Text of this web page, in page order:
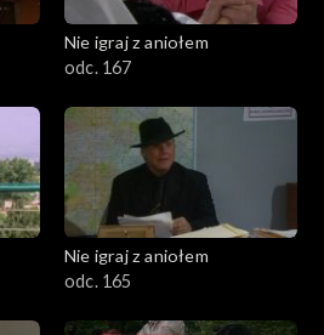
Nie igraj z aniołem
odc. 167
Nie igraj z aniołem
odc. 165